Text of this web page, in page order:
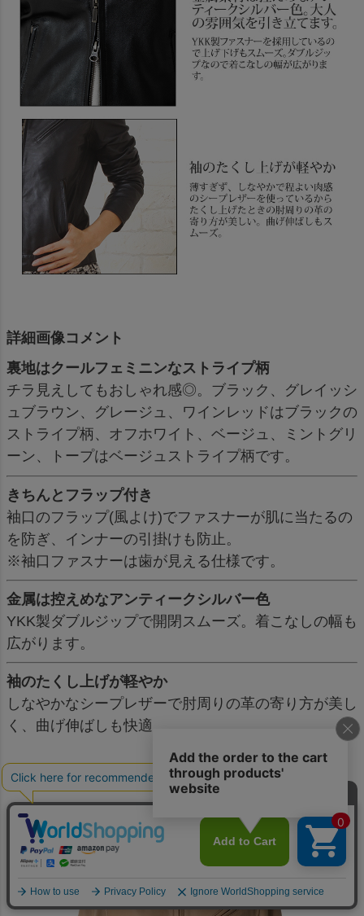
詳細画像コメント
裏地はクールフェミニンなストライプ柄
チラ見えしてもおしゃれ感◎。ブラック、グレイッシ
ュブラウン、グレージュ、ワインレッドはブラックの
ストライプ柄、オフホワイト、ベージュ、ミントグリ
ーン、トープはベージュストライプ柄です。
きちんとフラップ付き
袖口のフラップ(風よけ)でファスナーが肌に当たるの
を防ぎ、インナーの引掛けも防止。
※袖口ファスナーは歯が見える仕様です。
金属は控えめなアンティークシルバー色
YKK製ダブルジップで開閉スムーズ。着こなしの幅も
広がります。
袖のたくし上げが軽やか
しなやかなシープレザーで肘周りの革の寄り方が美し
く、曲げ伸ばしも快適。